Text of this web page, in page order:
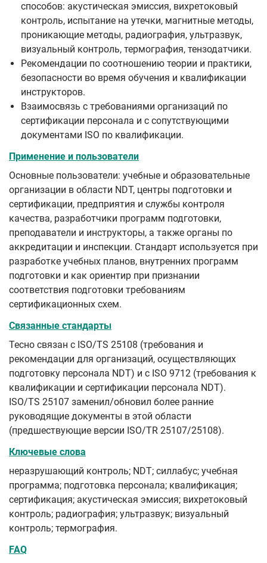
способов: акустическая эмиссия, вихретоковый
контроль, испытание на утечки, магнитные методы,
проникающие методы, радиография, ультразвук,
визуальный контроль, термография, тензодатчики.
Рекомендации по соотношению теории и практики,
безопасности во время обучения и квалификации
инструкторов.
Взаимосвязь с требованиями организаций по
сертификации персонала и с сопутствующими
документами ISO по квалификации.
Применение и пользователи
Основные пользователи: учебные и образовательные
организации в области NDT, центры подготовки и
сертификации, предприятия и службы контроля
качества, разработчики программ подготовки,
преподаватели и инструкторы, а также органы по
аккредитации и инспекции. Стандарт используется при
разработке учебных планов, внутренних программ
подготовки и как ориентир при признании
соответствия подготовки требованиям
сертификационных схем.
Связанные стандарты
Тесно связан с ISO/TS 25108 (требования и
рекомендации для организаций, осуществляющих
подготовку персонала NDT) и с ISO 9712 (требования к
квалификации и сертификации персонала NDT).
ISO/TS 25107 заменил/обновил более ранние
руководящие документы в этой области
(предшествующие версии ISO/TR 25107/25108).
Ключевые слова
неразрушающий контроль; NDT; силлабус; учебная
программа; подготовка персонала; квалификация;
сертификация; акустическая эмиссия; вихретоковый
контроль; радиография; ультразвук; визуальный
контроль; термография.
FAQ